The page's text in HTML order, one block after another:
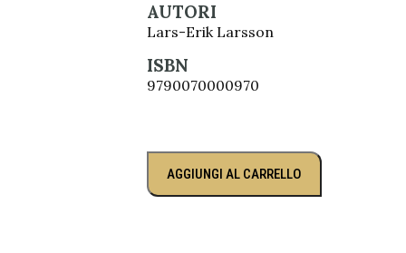
AUTORI
Lars-Erik Larsson
ISBN
9790070000970
AGGIUNGI AL CARRELLO